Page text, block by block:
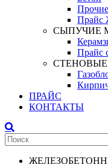
Прайс
СЫПУЧИЕ
Прайс
ПРАЙС
КОНТАКТЫ